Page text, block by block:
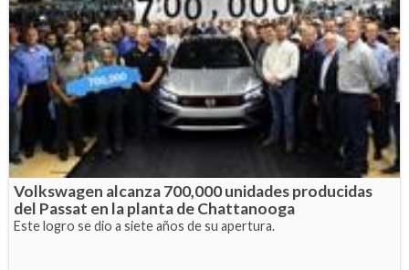
Volkswagen alcanza 700,000 unidades producidas
del Passat en la planta de Chattanooga
Este logro se dio a siete años de su apertura.